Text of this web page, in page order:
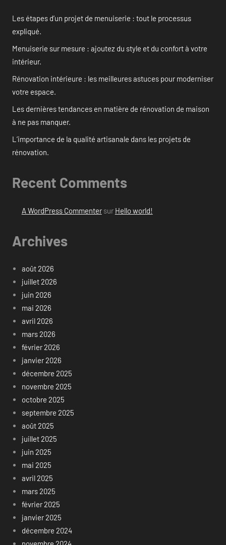
Les étapes d’un projet de menuiserie : tout le processus
expliqué.
Menuiserie sur mesure : ajoutez du style et du confort à votre
intérieur.
Rénovation intérieure : les meilleures astuces pour moderniser
votre espace.
Les dernières tendances en matière de rénovation de maison
à ne pas manquer.
L’importance de la qualité artisanale dans les projets de
rénovation.
Recent Comments
A WordPress Commentersur Hello world!
Archives
août 2026
juillet 2026
juin 2026
mai 2026
avril 2026
mars 2026
février 2026
janvier 2026
décembre 2025
novembre 2025
octobre 2025
septembre 2025
août 2025
juillet 2025
juin 2025
mai 2025
avril 2025
mars 2025
février 2025
janvier 2025
décembre 2024